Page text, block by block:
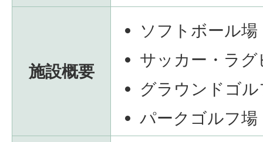
施設概要
ソフトボール
サッカー・ラ
グラウンドゴ
パークゴルフ